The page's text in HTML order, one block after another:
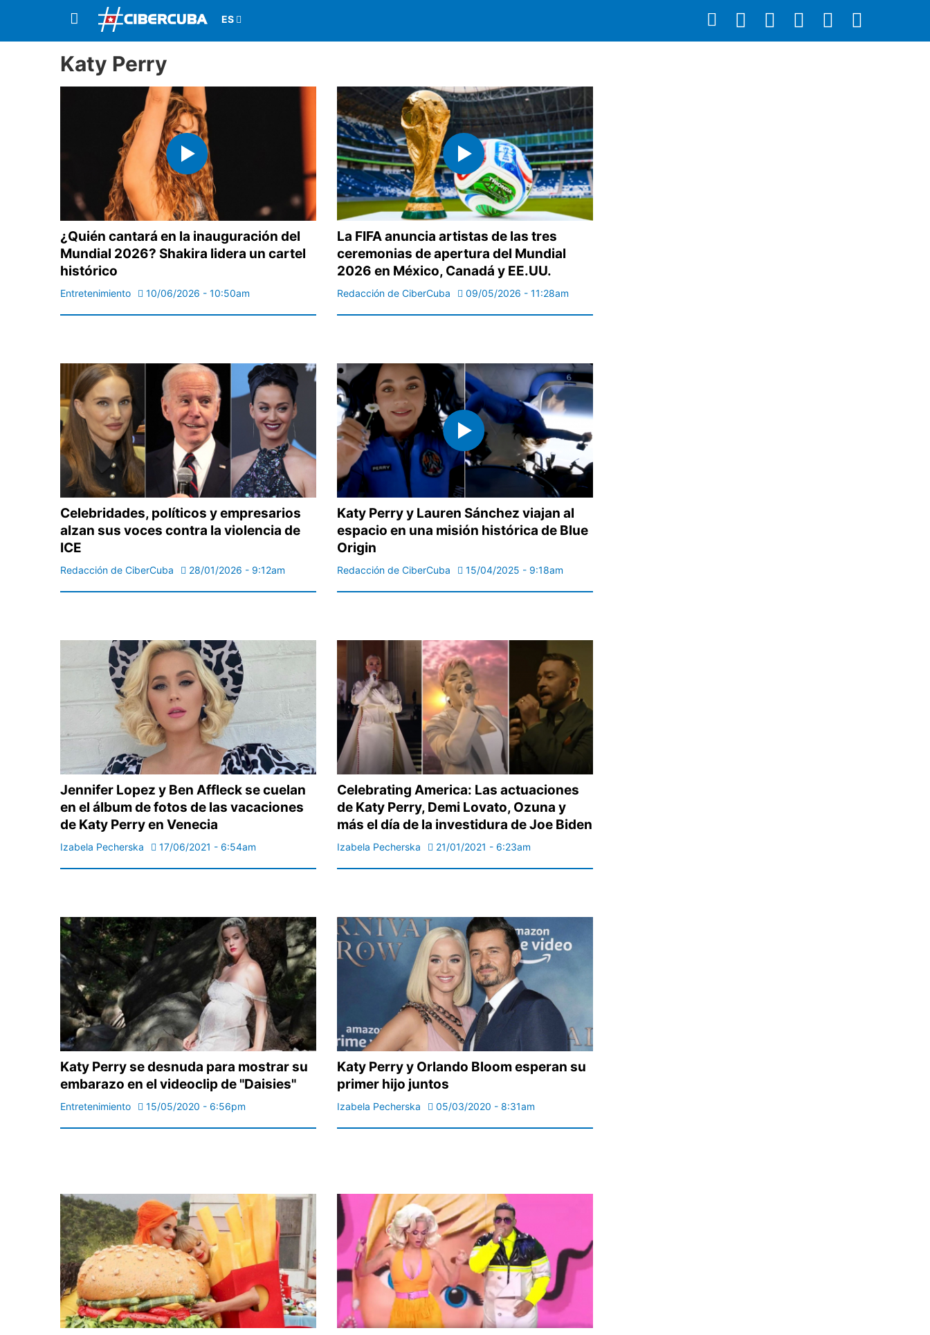
Katy Perry
¿Quién cantará en la inauguración del
Mundial 2026? Shakira lidera un cartel
histórico
Entretenimiento 10/06/2026 - 10:50am
La FIFA anuncia artistas de las tres
ceremonias de apertura del Mundial
2026 en México, Canadá y EE.UU.
Redacción de CiberCuba 09/05/2026 - 11:28am
Celebridades, políticos y empresarios
alzan sus voces contra la violencia de
ICE
Redacción de CiberCuba 28/01/2026 - 9:12am
Katy Perry y Lauren Sánchez viajan al
espacio en una misión histórica de Blue
Origin
Redacción de CiberCuba 15/04/2025 - 9:18am
Jennifer Lopez y Ben Affleck se cuelan
en el álbum de fotos de las vacaciones
de Katy Perry en Venecia
Izabela Pecherska 17/06/2021 - 6:54am
Celebrating America: Las actuaciones
de Katy Perry, Demi Lovato, Ozuna y
más el día de la investidura de Joe Biden
Izabela Pecherska 21/01/2021 - 6:23am
Katy Perry se desnuda para mostrar su
embarazo en el videoclip de "Daisies"
Entretenimiento 15/05/2020 - 6:56pm
Katy Perry y Orlando Bloom esperan su
primer hijo juntos
Izabela Pecherska 05/03/2020 - 8:31am